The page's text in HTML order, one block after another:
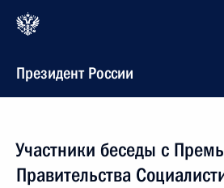
Президент России
Участники беседы с
Правительства